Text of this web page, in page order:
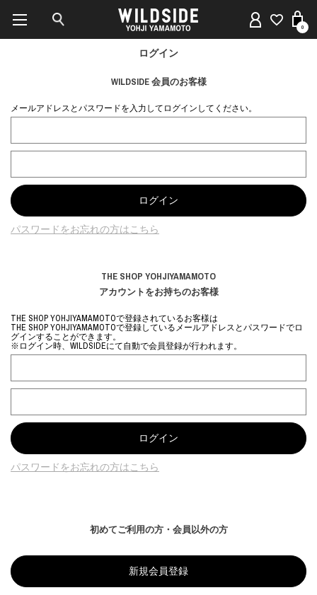
0
ログイン
WILDSIDE 会員のお客様
メールアドレスとパスワードを入力してログインしてください。
パスワードをお忘れの方はこちら
THE SHOP YOHJIYAMAMOTO
アカウントをお持ちのお客様
THE SHOP YOHJIYAMAMOTOで登録されているお客様は
THE SHOP YOHJIYAMAMOTOで登録しているメールアドレスとパスワードでロ
グインすることができます。
※ログイン時、WILDSIDEにて自動で会員登録が行われます。
パスワードをお忘れの方はこちら
初めてご利用の方・会員以外の方